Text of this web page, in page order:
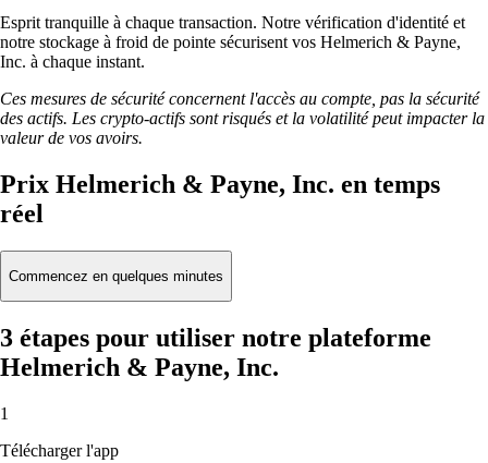
Esprit tranquille à chaque transaction. Notre vérification d'identité et
notre stockage à froid de pointe sécurisent vos Helmerich & Payne,
Inc. à chaque instant.
Ces mesures de sécurité concernent l'accès au compte, pas la sécurité
des actifs. Les crypto-actifs sont risqués et la volatilité peut impacter la
valeur de vos avoirs.
Prix Helmerich & Payne, Inc. en temps
réel
Commencez en quelques minutes
3 étapes pour utiliser notre plateforme
Helmerich & Payne, Inc.
1
Télécharger l'app